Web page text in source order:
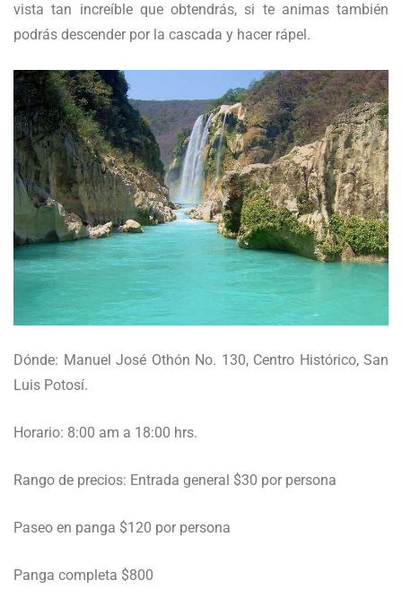
vista tan increíble que obtendrás, si te animas también
podrás descender por la cascada y hacer rápel.
Dónde: Manuel José Othón No. 130, Centro Histórico, San
Luis Potosí.
Horario: 8:00 am a 18:00 hrs.
Rango de precios: Entrada general $30 por persona
Paseo en panga $120 por persona
Panga completa $800